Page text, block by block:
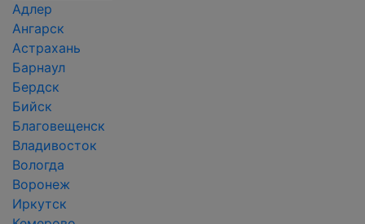
Адлер
Ангарск
Астрахань
Барнаул
Бердск
Бийск
Благовещенск
Владивосток
Вологда
Воронеж
Иркутск